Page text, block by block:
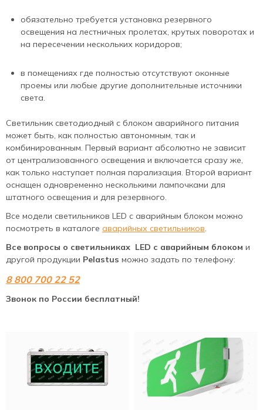
обязательно требуется установка резервного
освещения на лестничных пролетах, крутых поворотах и
на пересечении нескольких коридоров;
в помещениях где полностью отсутствуют оконные
проемы или любые другие дополнительные источники
света.
Светильник светодиодный с блоком аварийного питания
может быть, как полностью автономным, так и
комбинированным. Первый вариант абсолютно не зависит
от централизованного освещения и включается сразу же,
как только наступает полная парализация. Второй вариант
оснащен одновременно несколькими лампочками для
штатного освещения и для резервного.
Все модели светильников LED с аварийным блоком можно
посмотреть в каталоге аварийных светильников.
Все вопросы о светильниках LED с аварийным блоком и
другой продукции Pelastus можно задать по телефону:
8 800 700 22 52
Звонок по России бесплатный!